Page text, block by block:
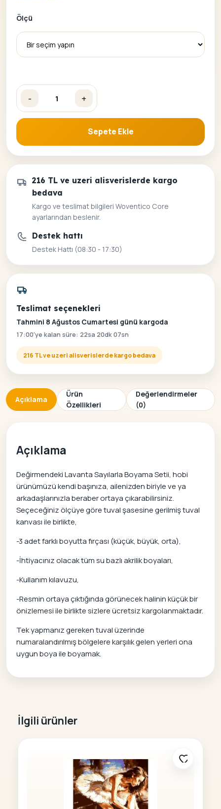
Ölçü
-
Değirmendeki Lavanta Sayılarla Boyama Seti adet
+
Sepete Ekle
216 TL ve uzeri alisverislerde kargo
bedava
Kargo ve teslimat bilgileri Woventico Core
ayarlarından beslenir.
Destek hattı
Destek Hattı (08:30 - 17:30)
Teslimat seçenekleri
Tahmini 8 Ağustos Cumartesi günü kargoda
17:00'ye kalan süre: 22sa 20dk 07sn
216 TL ve uzeri alisverislerde kargo bedava
Açıklama
Ürün
Özellikleri
Değerlendirmeler
(0)
Açıklama
Değirmendeki Lavanta Sayılarla Boyama Setii, hobi
ürünümüzü kendi başınıza, ailenizden biriyle ve ya
arkadaşlarınızla beraber ortaya çıkarabilirsiniz.
Seçeceğiniz ölçüye göre tuval şasesine gerilmiş tuval
kanvası ile birlikte,
-3 adet farklı boyutta fırçası (küçük, büyük, orta),
-İhtiyacınız olacak tüm su bazlı akrilik boyaları,
-Kullanım kılavuzu,
-Resmin ortaya çıktığında görünecek halinin küçük bir
önizlemesi ile birlikte sizlere ücretsiz kargolanmaktadır.
Tek yapmanız gereken tuval üzerinde
numaralandırılmış bölgelere karşılık gelen yerleri ona
uygun boya ile boyamak.
İlgili ürünler